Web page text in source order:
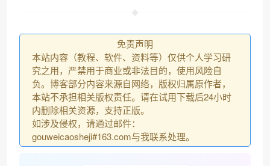
免责声明
本站内容（教程、软件、资料等）仅供个人学习研
究之用，严禁用于商业或非法目的，使用风险自
负。博客部分内容来源自网络，版权归属原作者，
本站不承担相关版权责任。请在试用下载后24小时
内删除相关资源，支持正版。
如涉及侵权，请通过邮件：
gouweicaosheji#163.com与我联系处理。